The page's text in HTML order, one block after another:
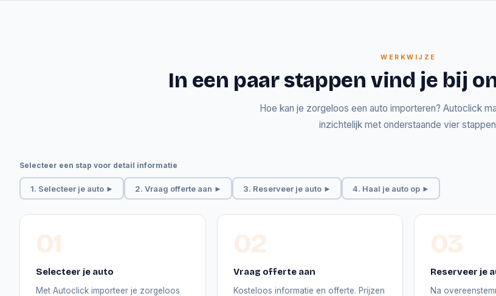
WERKWIJZE
In een paar stappen vind je bij
Hoe kan je zorgeloos een auto importeren? Autoclick
inzichtelijk met onderstaande vier
Selecteer een stap voor detail informatie
1. Selecteer je auto ► 2. Vraag offerte aan ► 3. Reserveer je auto ► 4. Haal je auto op ►
01
Selecteer je auto
Met Autoclick importeer je zorgeloos
02
Vraag offerte aan
Kosteloos informatie en offerte. Prijzen
03
Reserveer je
Na